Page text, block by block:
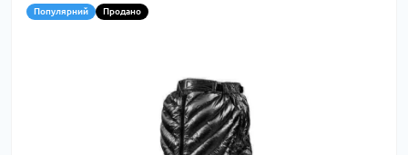
Популярний Продано